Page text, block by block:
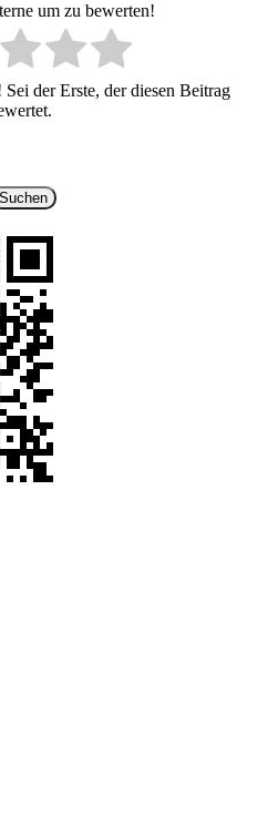
um zu bewerten!
der Erste, der diesen Beitrag